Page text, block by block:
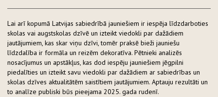
Lai arī kopumā Latvijas sabiedrībā jauniešiem ir iespēja līdzdarboties
skolas vai augstskolas dzīvē un izteikt viedokli par dažādiem
jautājumiem, kas skar viņu dzīvi, tomēr praksē bieži jauniešu
līdzdalība ir formāla un reizēm dekoratīva. Pētnieki analizēs
nosacījumus un apstākļus, kas dod iespēju jauniešiem jēgpilni
piedalīties un izteikt savu viedokli par dažādiem ar sabiedrības un
skolas dzīves aktualitātēm saistītiem jautājumiem. Aptauju rezultāti un
to analīze publiski būs pieejama 2025. gada rudenī.